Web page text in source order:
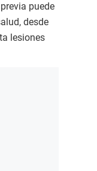
puede
desde
lesiones